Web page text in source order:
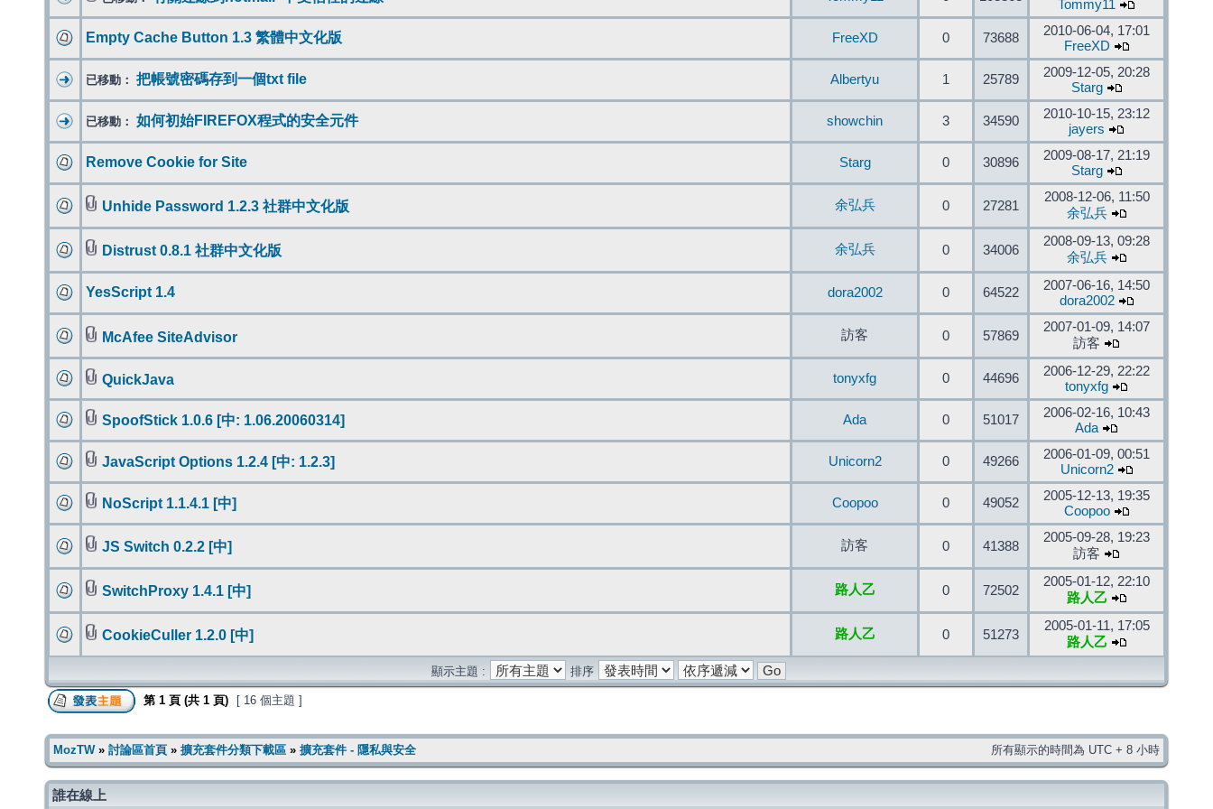
Tommy11
Empty Cache Button 1.3 繁體中文化版 FreeXD 0 73688
2010-06-04, 17:01
FreeXD
已移動： 把帳號密碼存到一個txt file Albertyu 1 25789
2009-12-05, 20:28
Starg
已移動： 如何初始FIREFOX程式的安全元件 showchin 3 34590
2010-10-15, 23:12
jayers
Remove Cookie for Site Starg 0 30896
2009-08-17, 21:19
Starg
Unhide Password 1.2.3 社群中文化版 余弘兵 0 27281
2008-12-06, 11:50
余弘兵
Distrust 0.8.1 社群中文化版 余弘兵 0 34006
2008-09-13, 09:28
余弘兵
YesScript 1.4 dora2002 0 64522
2007-06-16, 14:50
dora2002
McAfee SiteAdvisor 訪客 0 57869
2007-01-09, 14:07
訪客
QuickJava tonyxfg 0 44696
2006-12-29, 22:22
tonyxfg
SpoofStick 1.0.6 [中: 1.06.20060314] Ada 0 51017
2006-02-16, 10:43
Ada
JavaScript Options 1.2.4 [中: 1.2.3] Unicorn2 0 49266
2006-01-09, 00:51
Unicorn2
NoScript 1.1.4.1 [中] Coopoo 0 49052
2005-12-13, 19:35
Coopoo
JS Switch 0.2.2 [中] 訪客 0 41388
2005-09-28, 19:23
訪客
SwitchProxy 1.4.1 [中] 路人乙 0 72502
2005-01-12, 22:10
路人乙
CookieCuller 1.2.0 [中] 路人乙 0 51273
2005-01-11, 17:05
路人乙
顯示主題 : 排序
第 1 頁 (共 1 頁) [ 16 個主題 ]
MozTW» 討論區首頁 » 擴充套件分類下載區 » 擴充套件 - 隱私與安全 所有顯示的時間為 UTC + 8 小時
誰在線上